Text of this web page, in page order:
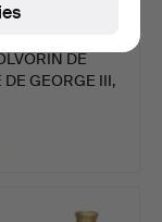
DE
DE GEORGE III,